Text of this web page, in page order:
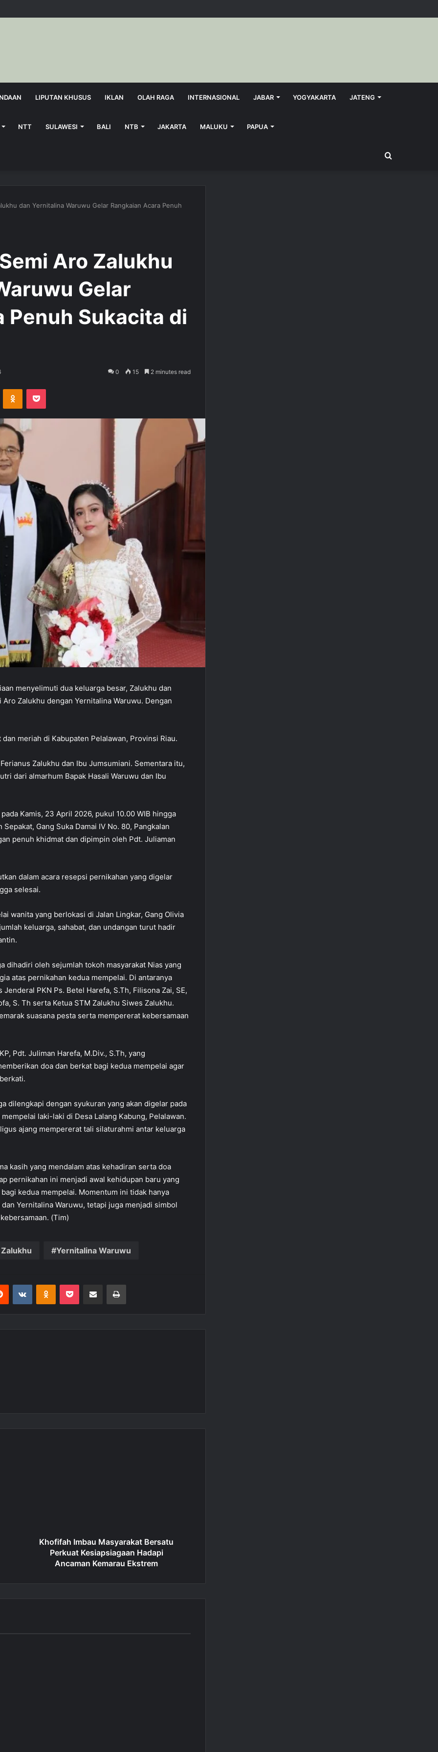
LIPUTAN KHUSUS IKLAN OLAH RAGA INTERNASIONAL JABAR YOGYAKARTA JATENG
NTT SULAWESI BALI NTB JAKARTA MALUKU PAPUA
Search
dan Yernitalina Waruwu Gelar Rangkaian Acara Penuh
Aro Zalukhu
Gelar
Penuh Sukacita di
0 15 2 minutes read
menyelimuti dua keluarga besar, Zalukhu dan
Zalukhu dengan Yernitalina Waruwu. Dengan
meriah di Kabupaten Pelalawan, Provinsi Riau.
Zalukhu dan Ibu Jumsumiani. Sementara itu,
dari almarhum Bapak Hasali Waruwu dan Ibu
Kamis, 23 April 2026, pukul 10.00 WIB hingga
Gang Suka Damai IV No. 80, Pangkalan
penuh khidmat dan dipimpin oleh Pdt. Juliaman
dalam acara resepsi pernikahan yang digelar
selesai.
wanita yang berlokasi di Jalan Lingkar, Gang Olivia
keluarga, sahabat, dan undangan turut hadir
dihadiri oleh sejumlah tokoh masyarakat Nias yang
atas pernikahan kedua mempelai. Di antaranya
PKN Ps. Betel Harefa, S.Th, Filisona Zai, SE,
S. Th serta Ketua STM Zalukhu Siwes Zalukhu.
suasana pesta serta mempererat kebersamaan
Pdt. Juliman Harefa, M.Div., S.Th, yang
doa dan berkat bagi kedua mempelai agar
dilengkapi dengan syukuran yang akan digelar pada
laki-laki di Desa Lalang Kabung, Pelalawan.
ajang mempererat tali silaturahmi antar keluarga
kasih yang mendalam atas kehadiran serta doa
pernikahan ini menjadi awal kehidupan baru yang
kedua mempelai. Momentum ini tidak hanya
Yernitalina Waruwu, tetapi juga menjadi simbol
(Tim)
Yernitalina Waruwu
Khofifah Imbau Masyarakat Bersatu
Perkuat Kesiapsiagaan Hadapi
Ancaman Kemarau Ekstrem